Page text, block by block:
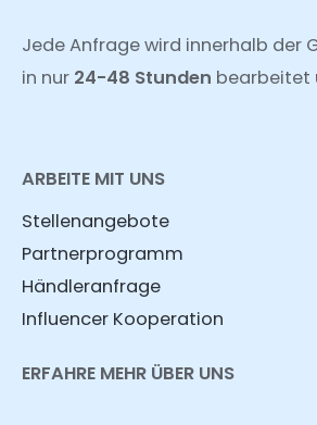
Jede Anfrage wird innerhalb der
in nur 24-48 Stunden bearbeitet
ARBEITE MIT UNS
Stellenangebote
Partnerprogramm
Händleranfrage
Influencer Kooperation
ERFAHRE MEHR ÜBER UNS